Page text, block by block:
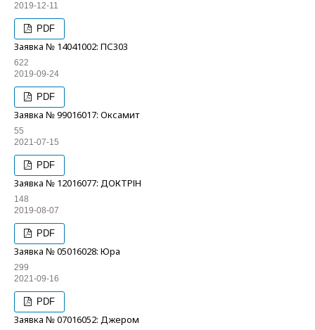
2019-12-11
PDF
Заявка № 14041002: ПС303
622
2019-09-24
PDF
Заявка № 99016017: Оксамит
55
2021-07-15
PDF
Заявка № 12016077: ДОКТРІН
148
2019-08-07
PDF
Заявка № 05016028: Юра
299
2021-09-16
PDF
Заявка № 07016052: Джером